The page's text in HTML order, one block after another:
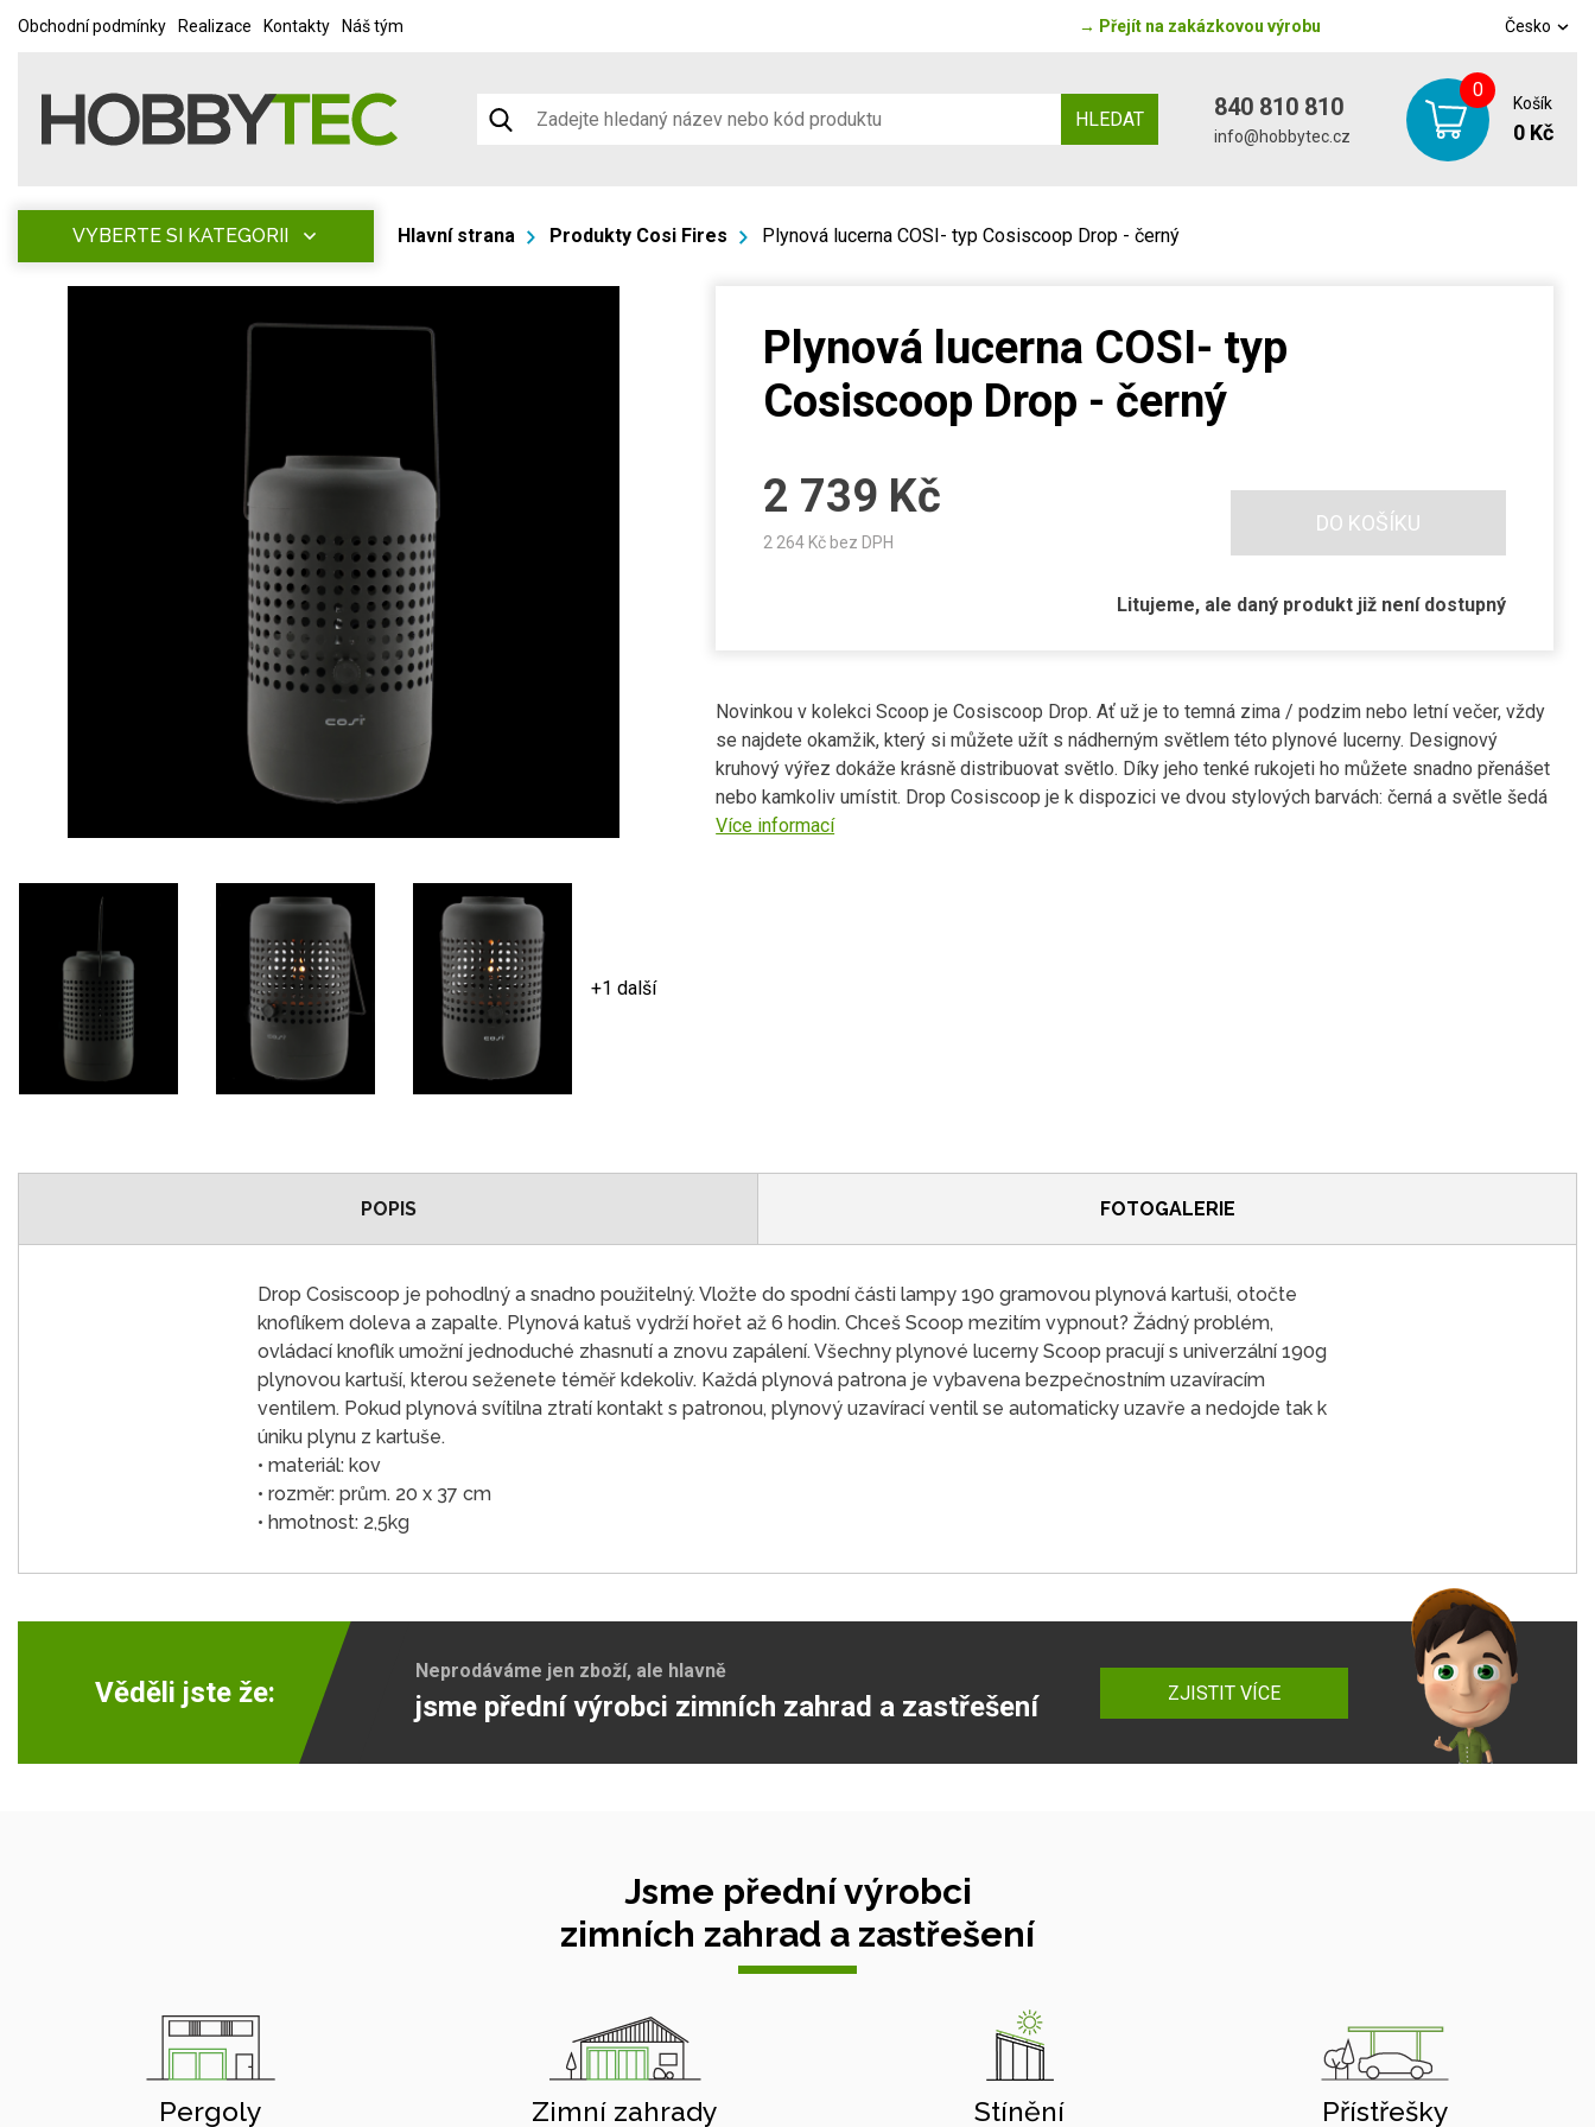
Obchodní podmínky Realizace Kontakty Náš tým → Přejít na zakázkovou výrobu Česko
HLEDAT 840 810 810
info@hobbytec.cz
0
Košík
0 Kč
VYBERTE SI KATEGORII Hlavní strana Produkty Cosi Fires Plynová lucerna COSI- typ Cosiscoop Drop - černý
+1 další
Plynová lucerna COSI- typ
Cosiscoop Drop - černý
2 739 Kč
2 264 Kč bez DPH
DO KOŠÍKU
Litujeme, ale daný produkt již není dostupný
Novinkou v kolekci Scoop je Cosiscoop Drop. Ať už je to temná zima / podzim nebo letní večer, vždy
se najdete okamžik, který si můžete užít s nádherným světlem této plynové lucerny. Designový
kruhový výřez dokáže krásně distribuovat světlo. Díky jeho tenké rukojeti ho můžete snadno přenášet
nebo kamkoliv umístit. Drop Cosiscoop je k dispozici ve dvou stylových barvách: černá a světle šedá
Více informací
POPIS FOTOGALERIE
Drop Cosiscoop je pohodlný a snadno použitelný. Vložte do spodní části lampy 190 gramovou plynová kartuši, otočte
knoflíkem doleva a zapalte. Plynová katuš vydrží hořet až 6 hodin. Chceš Scoop mezitím vypnout? Žádný problém,
ovládací knoflík umožní jednoduché zhasnutí a znovu zapálení. Všechny plynové lucerny Scoop pracují s univerzální 190g
plynovou kartuší, kterou seženete téměř kdekoliv. Každá plynová patrona je vybavena bezpečnostním uzavíracím
ventilem. Pokud plynová svítilna ztratí kontakt s patronou, plynový uzavírací ventil se automaticky uzavře a nedojde tak k
úniku plynu z kartuše.
• materiál: kov
• rozměr: prům. 20 x 37 cm
• hmotnost: 2,5kg
Věděli jste že:
Neprodáváme jen zboží, ale hlavně
jsme přední výrobci zimních zahrad a zastřešení ZJISTIT VÍCE
Jsme přední výrobci
zimních zahrad a zastřešení
Pergoly Zimní zahrady Stínění Přístřešky